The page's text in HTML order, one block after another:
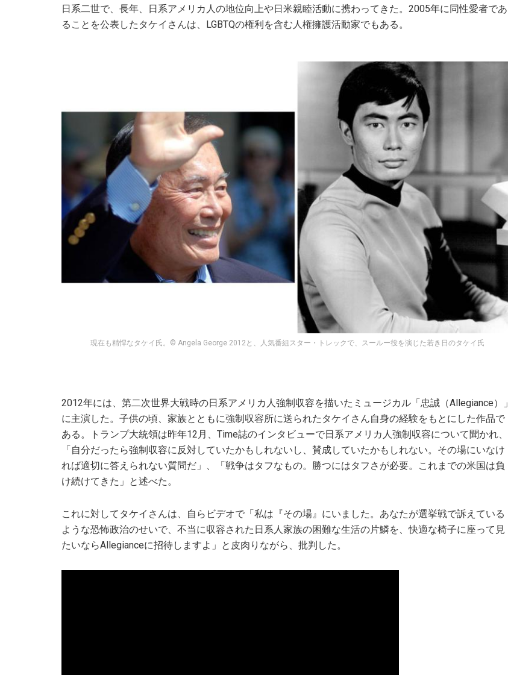
日系二世で、長年、日系アメリカ人の地位向上や日米親睦活動に携わってきた。2005年に同性愛者であ
ることを公表したタケイさんは、LGBTQの権利を含む人権擁護活動家でもある。
現在も精悍なタケイ氏。© Angela George 2012と、人気番組スター・トレックで、スールー役を演じた若き日のタケイ氏
2012年には、第二次世界大戦時の日系アメリカ人強制収容を描いたミュージカル「忠誠（Allegiance）」
に主演した。子供の頃、家族とともに強制収容所に送られたタケイさん自身の経験をもとにした作品で
ある。トランプ大統領は昨年12月、Time誌のインタビューで日系アメリカ人強制収容について聞かれ、
「自分だったら強制収容に反対していたかもしれないし、賛成していたかもしれない。その場にいなけ
れば適切に答えられない質問だ」、「戦争はタフなもの。勝つにはタフさが必要。これまでの米国は負
け続けてきた」と述べた。
これに対してタケイさんは、自らビデオで「私は『その場』にいました。あなたが選挙戦で訴えている
ような恐怖政治のせいで、不当に収容された日系人家族の困難な生活の片鱗を、快適な椅子に座って見
たいならAllegianceに招待しますよ」と皮肉りながら、批判した。